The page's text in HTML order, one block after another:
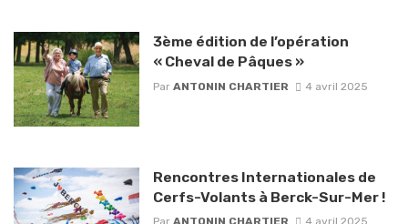
3ème édition de l’opération
« Cheval de Pâques »
Par ANTONIN CHARTIER 4 avril 2025
Rencontres Internationales de
Cerfs-Volants à Berck-Sur-Mer !
Par ANTONIN CHARTIER 4 avril 2025